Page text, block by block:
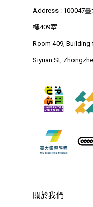
Address : 100047
樓409室
Room 409, Building
Siyuan St,
關於我們